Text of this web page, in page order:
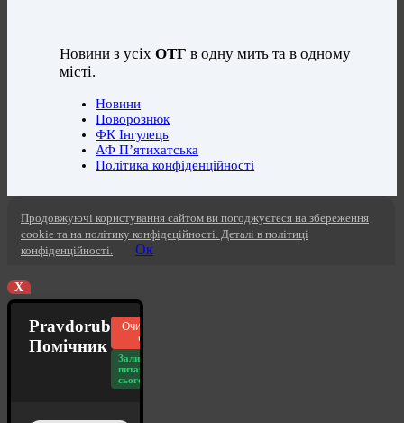
Новини з усіхОТГ в одну мить та в одному
місті.
Новини
Поворознюк
ФК Інгулець
АФ П’ятихатська
Політика конфіденційності
Продовжуючі користування сайтом ви погоджуєтеся на збереження
cookie та на політику конфідеційності. Деталі в політиці
конфіденційності.
Ок
X
Pravdorub
Помічник
Очистити
чат
Залишилось
питань
сьогодні: 20